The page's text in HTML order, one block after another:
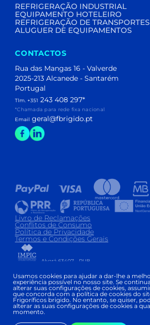
REFRIGERAÇÃO INDUSTRIAL
EQUIPAMENTO HOTELEIRO
REFRIGERAÇÃO DE TRANSPORTES
ALUGUER DE EQUIPAMENTOS
CONTACTOS
Rua das Mangas 16 - Valverde
2025-213 Alcanede - Santarém
Portugal
Tlm. +351 243 408 297*
*Chamada para rede fixa nacional
Email geral@fbrigido.pt
Livro de Reclamações
Conflitos de Consumo
Política de Privacidade
Termos e Condições Gerais
Alvará 63407 - PUB
Copyright © FRIGORÍFICOS BRIGIDO 2026 |
Development and Design:
Usamos cookies para ajudar a dar-lhe a
experiência possível no nosso site. Se
alterar suas configurações de cookies,
que concorda com a política de cookies do
Frigoríficos brigido. No entanto, se quiser,
alterar as suas configurações de cookies a
momento.